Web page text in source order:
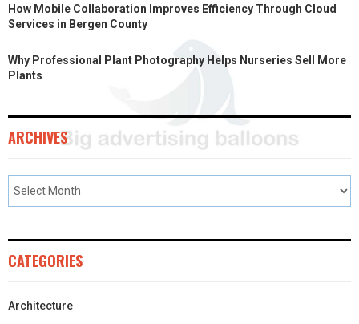
How Mobile Collaboration Improves Efficiency Through Cloud
Services in Bergen County
Why Professional Plant Photography Helps Nurseries Sell More
Plants
ARCHIVES
CATEGORIES
Architecture